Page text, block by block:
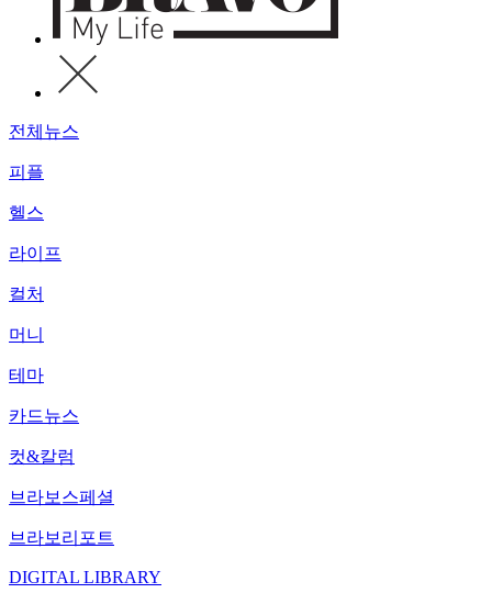
전체뉴스
피플
헬스
라이프
컬처
머니
테마
카드뉴스
컷&칼럼
브라보스페셜
브라보리포트
DIGITAL LIBRARY